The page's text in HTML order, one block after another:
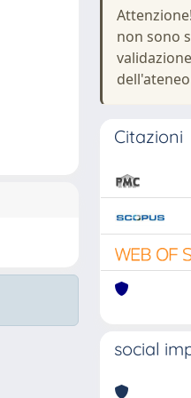
non sono
dell'ateneo
Citazioni
social